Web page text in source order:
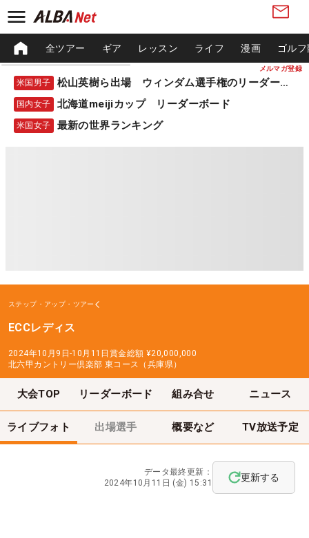
メルマガ登録
全ツアー ギア レッスン ライフ 漫画 ゴル
米国男子 松山英樹ら出場 ウィンダム選手権のリーダーボード
国内女子 北海道meijiカップ リーダーボード
米国女子 最新の世界ランキング
ステップ・アップ・ツアー
ECCレディス
2024年10月9日-10月11日 賞金総額 ¥20,000,000
北六甲カントリー倶楽部 東コース（兵庫県）
大会TOP リーダーボード 組み合せ ニュース
ライブフォト 出場選手 概要など TV放送予定
データ最終更新：
2024年10月11日 (金) 15:31
更新する